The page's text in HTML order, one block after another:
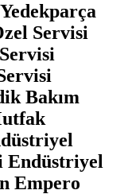
Servisi
Bakım
Empero